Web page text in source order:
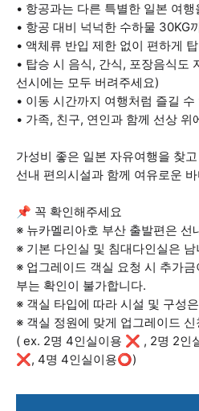
• 항공과는 다른 특별한 일본 여
• 항공 대비 넉넉한 수하물 30KG
• 액체류 반입 제한 없이 편하게
• 탑승 시 음식, 간식, 포장음식도
선시에는 모두 버려주세요)
• 이동 시간까지 여행처럼 즐길 수
• 가족, 친구, 연인과 함께 선상
가성비 좋은 일본 자유여행을 찾
선내 편의시설과 함께 여유로운
📌 꼭 확인해주세요
※ 뉴카멜리아호 부산 출발편은 선
※ 기본 다인실 및 침대다인실은
※ 업그레이드 객실 요청 시 추가
부는 확인이 불가합니다.
※ 객실 타입에 따라 시설 및 구성
※ 객실 정원에 맞게 업그레이드
( ex. 2명 4인실이용 ❌ , 2명 2인
❌, 4명 4인실이용⭕)